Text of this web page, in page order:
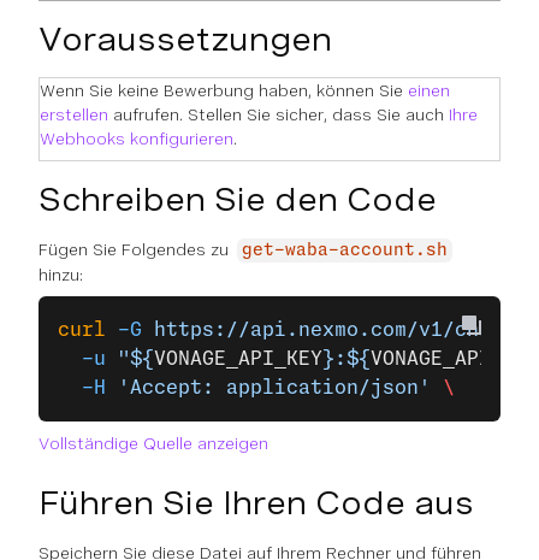
Voraussetzungen
Wenn Sie keine Bewerbung haben, können Sie einen
erstellen aufrufen. Stellen Sie sicher, dass Sie auch Ihre
Webhooks konfigurieren.
Schreiben Sie den Code
Fügen Sie Folgendes zu get-waba-account.sh
hinzu:
curl -G https://api.nexmo.com/v1/
  -u
"${ VONAGE_API_KEY }:${
  -H
'Accept: application/json' \
Vollständige Quelle anzeigen
Führen Sie Ihren Code aus
Speichern Sie diese Datei auf Ihrem Rechner und führen